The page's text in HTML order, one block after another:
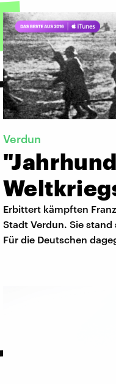
Verdun
Erbittert kämpften
Stadt Verdun. Sie
Für die Deutschen